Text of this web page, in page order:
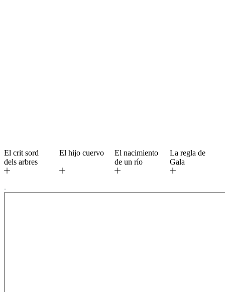
El crit sord
dels arbres
El hijo cuervo
El nacimiento
de un río
La regla de
Gala